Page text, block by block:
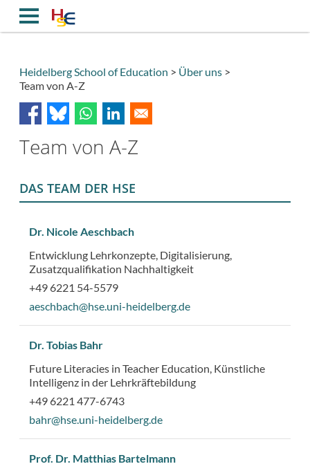
Inhalt
Breadcrumb
Heidelberg School of Education
Über uns
Team von A-Z
Team von A-Z
DAS TEAM DER HSE
Dr. Nicole Aeschbach
Entwicklung Lehrkonzepte, Digitalisierung,
Zusatzqualifikation Nachhaltigkeit
+49 6221 54-5579
aeschbach@hse.uni-heidelberg.de
Dr. Tobias Bahr
Future Literacies in Teacher Education, Künstliche
Intelligenz in der Lehrkräftebildung
+49 6221 477-6743
bahr@hse.uni-heidelberg.de
Prof. Dr. Matthias Bartelmann